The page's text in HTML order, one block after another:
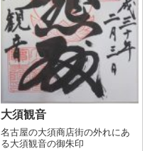
大須観音
名古屋の大須商店街の外れにあ
る大須観音の御朱印